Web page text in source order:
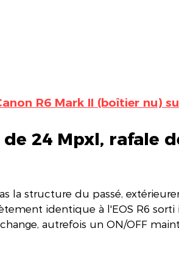
R6 Mark II (boîtier nu)
24 Mpxl, rafale
la structure du passé,
identique à l'EOS R6 sorti
autrefois un ON/OFF